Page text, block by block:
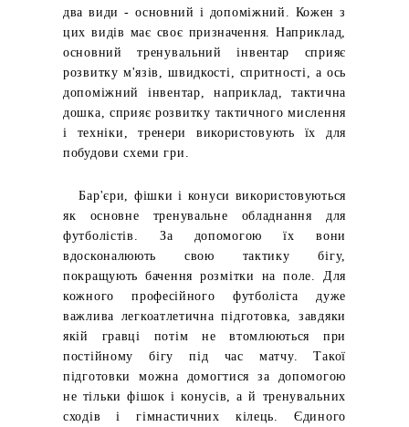
два види - основний і допоміжний. Кожен з
цих видів має своє призначення. Наприклад,
основний тренувальний інвентар сприяє
розвитку м'язів, швидкості, спритності, а ось
допоміжний інвентар, наприклад, тактична
дошка, сприяє розвитку тактичного мислення
і техніки, тренери використовують їх для
побудови схеми гри.
Бар'єри, фішки і конуси використовуються
як основне тренувальне обладнання для
футболістів. За допомогою їх вони
вдосконалюють свою тактику бігу,
покращують бачення розмітки на поле. Для
кожного професійного футболіста дуже
важлива легкоатлетична підготовка, завдяки
якій гравці потім не втомлюються при
постійному бігу під час матчу. Такої
підготовки можна домогтися за допомогою
не тільки фішок і конусів, а й тренувальних
сходів і гімнастичних кілець. Єдиного